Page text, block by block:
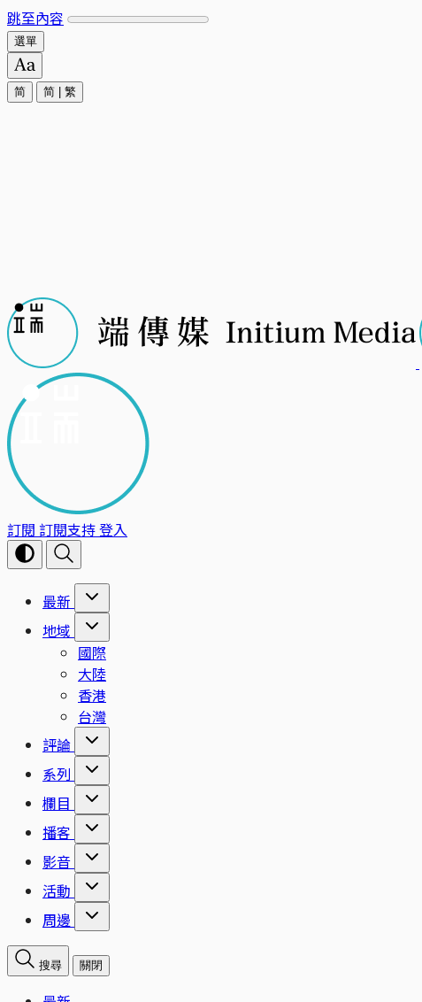
跳至內容
選單
简 简 繁
訂閱 訂閱支持登入
最新
地域
國際
大陸
香港
台灣
評論
系列
欄目
播客
影音
活動
周邊
搜尋 關閉